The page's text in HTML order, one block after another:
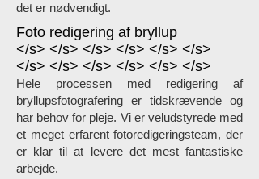
det er nødvendigt.
Foto redigering af bryllup
</s> </s> </s> </s> </s> </s>
</s> </s> </s> </s> </s> </s>
Hele processen med redigering af
bryllupsfotografering er tidskrævende og
har behov for pleje. Vi er veludstyrede med
et meget erfarent fotoredigeringsteam, der
er klar til at levere det mest fantastiske
arbejde.